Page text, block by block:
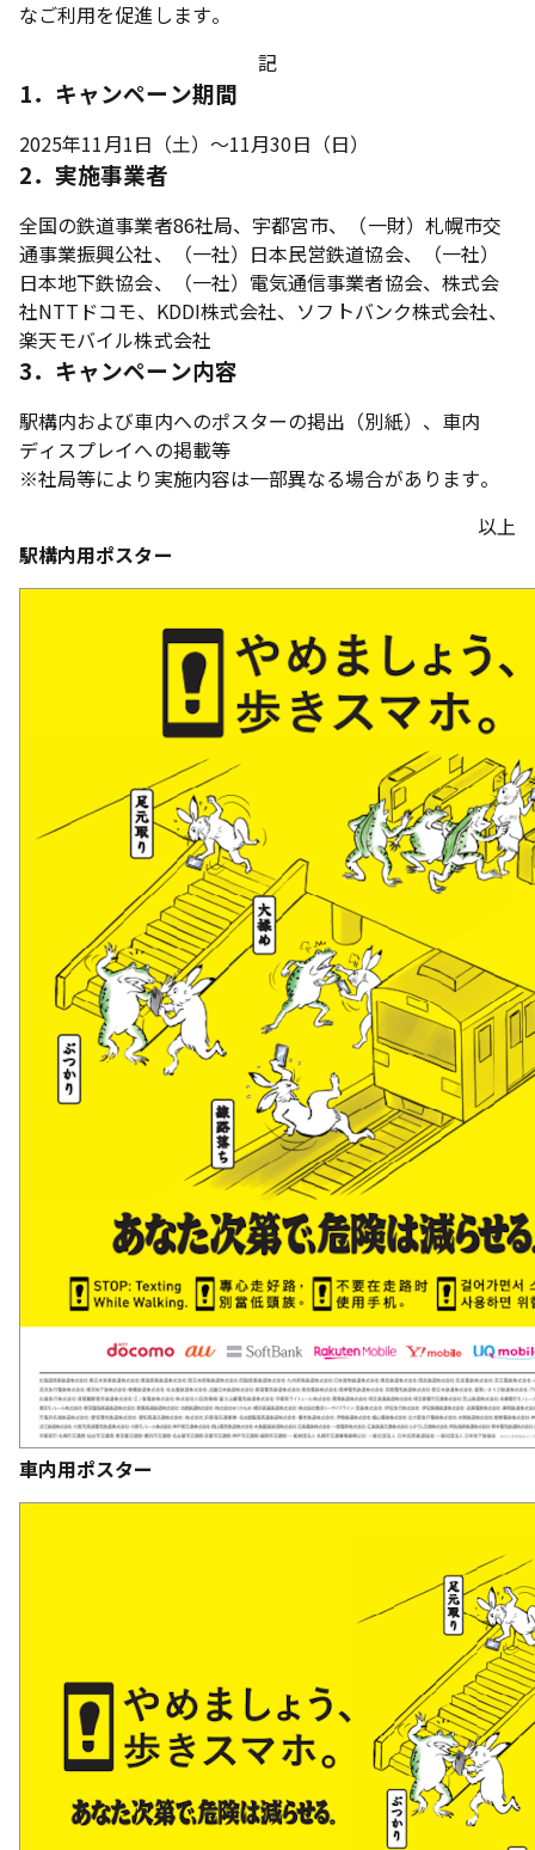
なご利用を促進します。
記
1．キャンペーン期間
2025年11月1日（土）～11月30日（日）
2．実施事業者
全国の鉄道事業者86社局、宇都宮市、（一財）札幌市交
通事業振興公社、（一社）日本民営鉄道協会、（一社）
日本地下鉄協会、（一社）電気通信事業者協会、株式会
社NTTドコモ、KDDI株式会社、ソフトバンク株式会社、
楽天モバイル株式会社
3．キャンペーン内容
駅構内および車内へのポスターの掲出（別紙）、車内
ディスプレイへの掲載等
※社局等により実施内容は一部異なる場合があります。
以上
駅構内用ポスター
車内用ポスター